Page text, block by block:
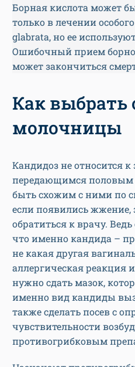
Борная кислота может
только в лечении
glabrata, но ее
Ошибочный прием
может закончиться
Как выбрать
молочницы
Кандидоз не относится
передающимся половым
быть схожим с ними по
если появились жжение,
обратиться к врачу.
что именно кандида –
не какая другая
аллергическая реакция
нужно сдать мазок,
именно вид кандиды
также сделать посев с
чувствительности
противогрибковым